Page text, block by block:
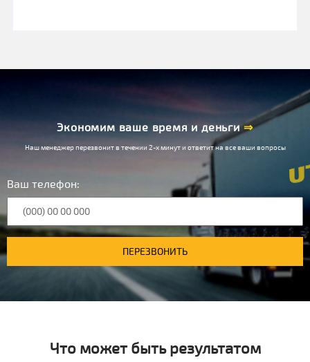
Экономим ваше время и деньги⇒
Наш менеджер перезвонит в течении 2-х минут и ответит на все ваши вопросы
Ваш телефон:
ПЕРЕЗВОНИТЬ
Что может быть результатом